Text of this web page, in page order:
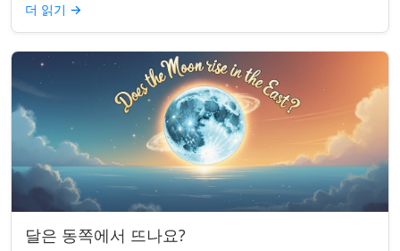
더 읽기 →
달은 동쪽에서 뜨나요?